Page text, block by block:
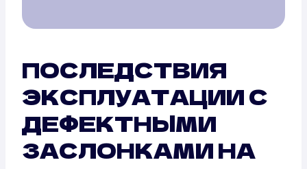
ПОСЛЕДСТВИЯ
ЭКСПЛУАТАЦИИ С
ДЕФЕКТНЫМИ
ЗАСЛОНКАМИ НА